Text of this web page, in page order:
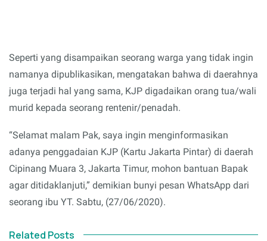
Seperti yang disampaikan seorang warga yang tidak ingin
namanya dipublikasikan, mengatakan bahwa di daerahnya
juga terjadi hal yang sama, KJP digadaikan orang tua/wali
murid kepada seorang rentenir/penadah.
“Selamat malam Pak, saya ingin menginformasikan
adanya penggadaian KJP (Kartu Jakarta Pintar) di daerah
Cipinang Muara 3, Jakarta Timur, mohon bantuan Bapak
agar ditidaklanjuti,” demikian bunyi pesan WhatsApp dari
seorang ibu YT. Sabtu, (27/06/2020).
Related Posts